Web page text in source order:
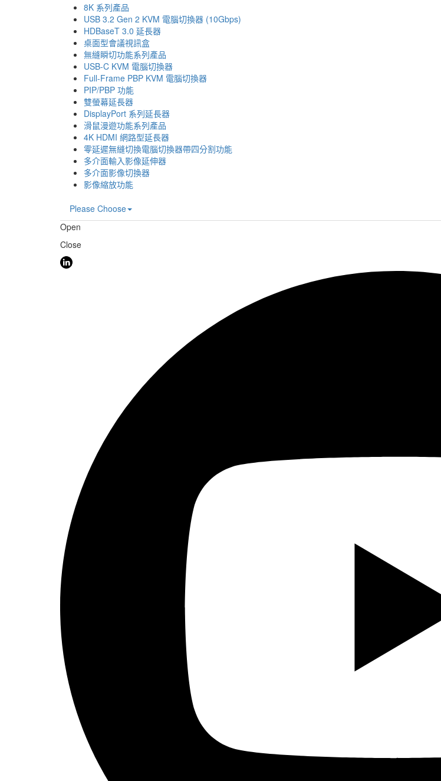
8K 系列產品
USB 3.2 Gen 2 KVM 電腦切換器 (10Gbps)
HDBaseT 3.0 延長器
桌面型會議視訊盒
無縫瞬切功能系列產品
USB-C KVM 電腦切換器
Full-Frame PBP KVM 電腦切換器
PIP/PBP 功能
雙螢幕延長器
DisplayPort 系列延長器
滑鼠漫遊功能系列產品
4K HDMI 網路型延長器
零延遲無縫切換電腦切換器帶四分割功能
多介面輸入影像延伸器
多介面影像切換器
影像縮放功能
Please Choose
Open
Close